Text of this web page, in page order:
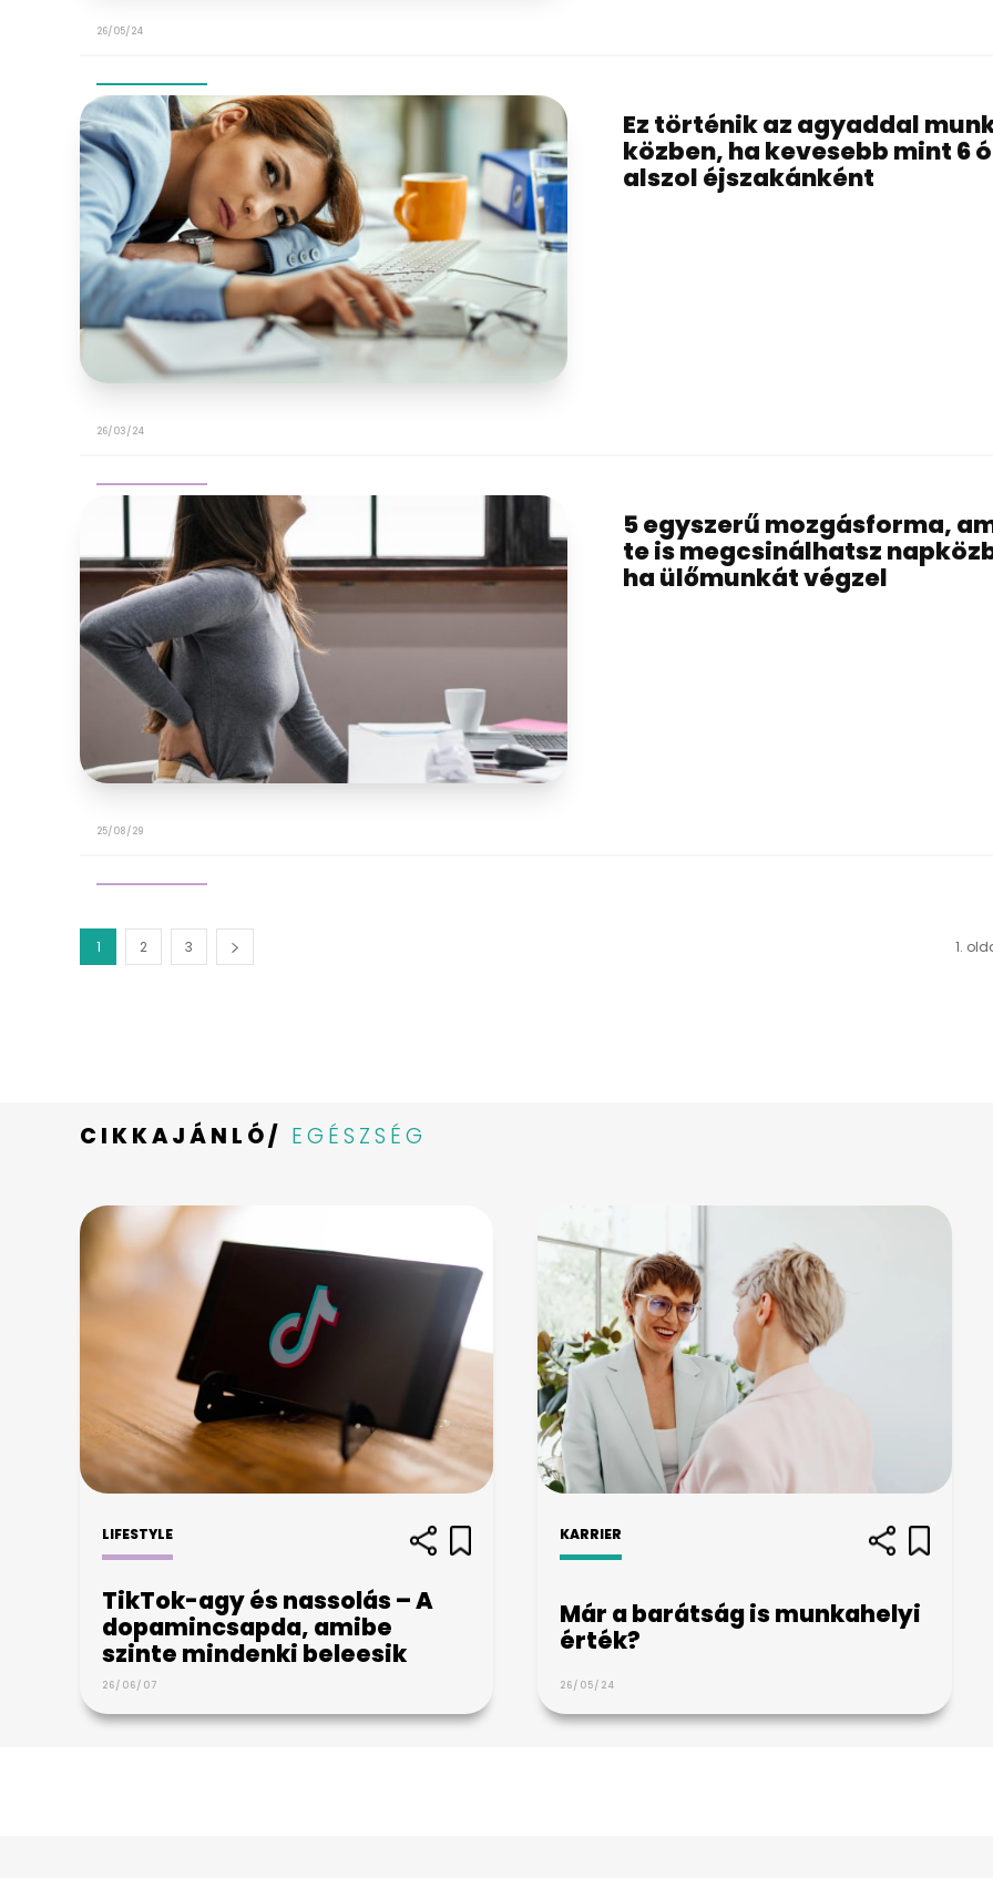
26/05/24
Ez történik az agyaddal
közben, ha kevesebb mint 6
alszol éjszakánként
26/03/24
5 egyszerű mozgásforma,
te is megcsinálhatsz
ha ülőmunkát végzel
25/08/29
1 2 3 1.
CIKKAJÁNLÓ/ EGÉSZSÉG
LIFESTYLE
TikTok-agy és nassolás – A
dopamincsapda, amibe
szinte mindenki beleesik
26/06/07
KARRIER
Már a barátság is munkahelyi
érték?
26/05/24